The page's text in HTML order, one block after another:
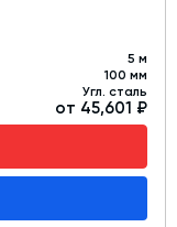
5 м
100 мм
Угл. сталь
от 45,601 ₽